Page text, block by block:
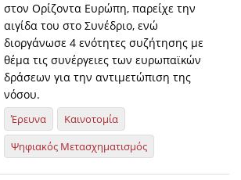
στον Ορίζοντα Ευρώπη, παρείχε την
αιγίδα του στο Συνέδριο, ενώ
διοργάνωσε 4 ενότητες συζήτησης με
θέμα τις συνέργειες των ευρωπαϊκών
δράσεων για την αντιμετώπιση της
νόσου.
Έρευνα
Καινοτομία
Ψηφιακός Μετασχηματισμός